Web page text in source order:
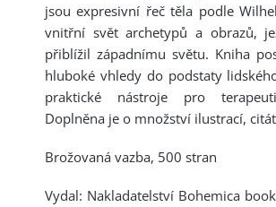
jsou expresivní řeč těla podle
vnitřní svět archetypů a obrazů,
přiblížil západnímu světu. Kniha
hluboké vhledy do podstaty
praktické nástroje pro
Doplněna je o množství ilustrací,
Brožovaná vazba, 500 stran
Vydal: Nakladatelství Bohemica